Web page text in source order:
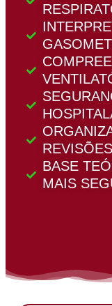
REVISÕES
BASE
MAIS